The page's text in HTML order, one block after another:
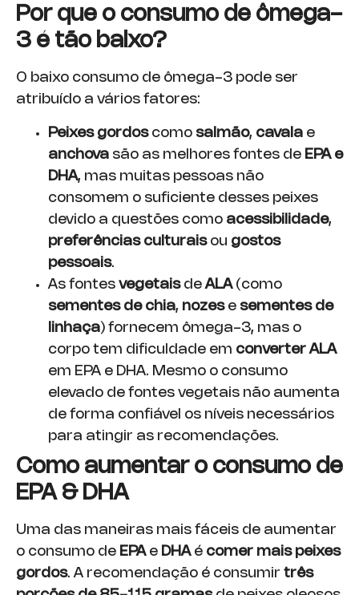
Por que o consumo de ômega-
3 é tão baixo?
O baixo consumo de ômega-3 pode ser
atribuído a vários fatores:
Peixes gordoscomo salmão, cavala e
anchova são as melhores fontes de EPA e
DHA, mas muitas pessoas não
consomem o suficiente desses peixes
devido a questões como acessibilidade,
preferências culturaisou gostos
pessoais.
As fontes vegetaisde ALA(como
sementes de chia, nozese sementes de
linhaça) fornecem ômega-3, mas o
corpo tem dificuldade em converter ALA
em EPA e DHA. Mesmo o consumo
elevado de fontes vegetais não aumenta
de forma confiável os níveis necessários
para atingir as recomendações.
Como aumentar o consumo de
EPA & DHA
Uma das maneiras mais fáceis de aumentar
o consumo de EPAe DHAé comer mais peixes
gordos. A recomendação é consumir três